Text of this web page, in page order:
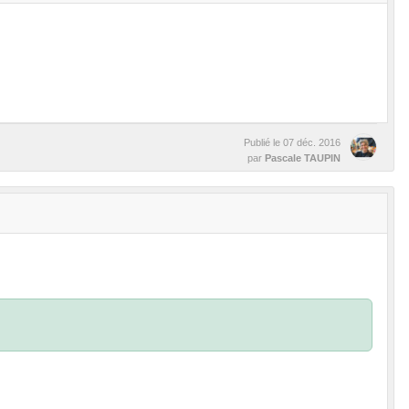
Publié le 07 déc. 2016
par Pascale TAUPIN